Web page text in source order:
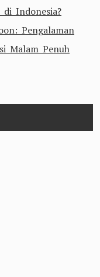
Indonesia?
Pengalaman
Malam Penuh